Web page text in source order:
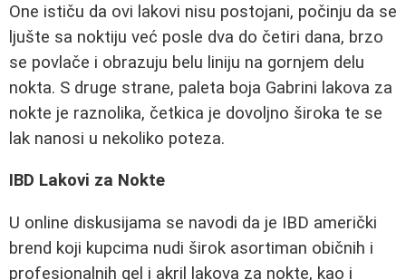
One ističu da ovi lakovi nisu postojani, počinju da se
ljušte sa noktiju već posle dva do četiri dana, brzo
se povlače i obrazuju belu liniju na gornjem delu
nokta. S druge strane, paleta boja Gabrini lakova za
nokte je raznolika, četkica je dovoljno široka te se
lak nanosi u nekoliko poteza.
IBD Lakovi za Nokte
U online diskusijama se navodi da je IBD američki
brend koji kupcima nudi širok asortiman običnih i
profesionalnih gel i akril lakova za nokte, kao i